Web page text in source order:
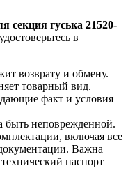
секция гуська 21520-
удостоверьтесь в
возврату и обмену.
товарный вид.
факт и условия
быть неповрежденной.
включая все
Важна
паспорт